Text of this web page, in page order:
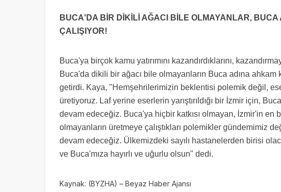
BUCA'DA BİR DİKİLİ AĞACI BİLE OLMAYANLAR,
ÇALIŞIYOR!
Buca'ya birçok kamu yatırımını kazandırdıklarını,
Buca'da dikili bir ağacı bile olmayanların Buca adına
getirdi. Kaya, "Hemşehrilerimizin beklentisi polemik değil,
üretiyoruz. Laf yerine eserlerin yarıştırıldığı bir İzmir için,
devam edeceğiz. Buca'ya hiçbir katkısı olmayan, İzmir'in
olmayanların üretmeye çalıştıkları polemikler gündemimiz
devam edeceğiz. Ülkemizdeki sayılı hastanelerden birisi
ve Buca'mıza hayırlı ve uğurlu olsun" dedi.
Kaynak: (BYZHA) – Beyaz Haber Ajansı